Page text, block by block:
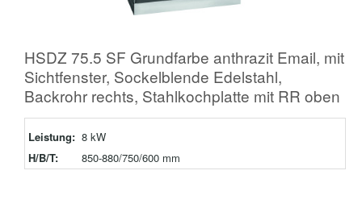
HSDZ 75.5 SF Grundfarbe anthrazit Email, mit
Sichtfenster, Sockelblende Edelstahl,
Backrohr rechts, Stahlkochplatte mit RR oben
Leistung: 8 kW
H/B/T:
850-880/750/600 mm